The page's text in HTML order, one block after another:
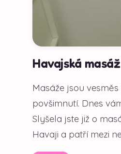
Havajská
Masáže jsou
povšimnutí. Dnes
Slyšela jste již o
Havaji a patří mezi